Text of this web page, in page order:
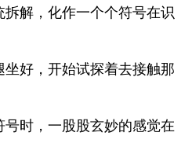
解，化作一个个符号在识
好，开始试探着去接触那
时，一股股玄妙的感觉在